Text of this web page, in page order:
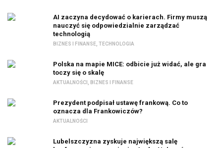
AI zaczyna decydować o karierach. Firmy muszą
nauczyć się odpowiedzialnie zarządzać
technologią
BIZNES I FINANSE TECHNOLOGIA
Polska na mapie MICE: odbicie już widać, ale gra
toczy się o skalę
AKTUALNOŚCI BIZNES I FINANSE
Prezydent podpisał ustawę frankową. Co to
oznacza dla Frankowiczów?
AKTUALNOŚCI
Lubelszczyzna zyskuje największą salę